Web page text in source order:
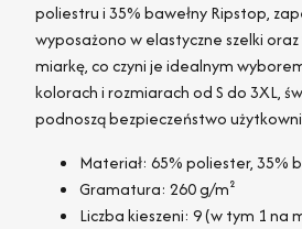
poliestru i 35% bawełny Ripstop,
wyposażono w elastyczne szelki
miarkę, co czyni je idealnym
kolorach i rozmiarach od S do 3XL,
podnoszą bezpieczeństwo
Materiał: 65% poliester, 35%
Gramatura: 260 g/m²
Liczba kieszeni: 9 (w tym 1 na